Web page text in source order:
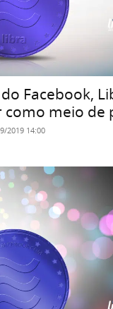
Facebook,
meio de
2019 14:00